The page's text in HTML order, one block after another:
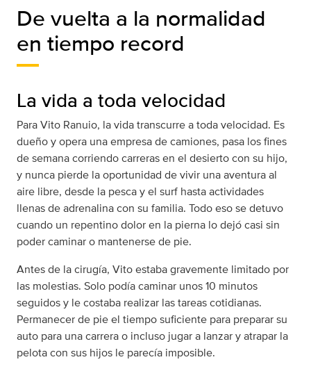
De vuelta a la normalidad
en tiempo record
La vida a toda velocidad
Para Vito Ranuio, la vida transcurre a toda velocidad. Es
dueño y opera una empresa de camiones, pasa los fines
de semana corriendo carreras en el desierto con su hijo,
y nunca pierde la oportunidad de vivir una aventura al
aire libre, desde la pesca y el surf hasta actividades
llenas de adrenalina con su familia. Todo eso se detuvo
cuando un repentino dolor en la pierna lo dejó casi sin
poder caminar o mantenerse de pie.
Antes de la cirugía, Vito estaba gravemente limitado por
las molestias. Solo podía caminar unos 10 minutos
seguidos y le costaba realizar las tareas cotidianas.
Permanecer de pie el tiempo suficiente para preparar su
auto para una carrera o incluso jugar a lanzar y atrapar la
pelota con sus hijos le parecía imposible.